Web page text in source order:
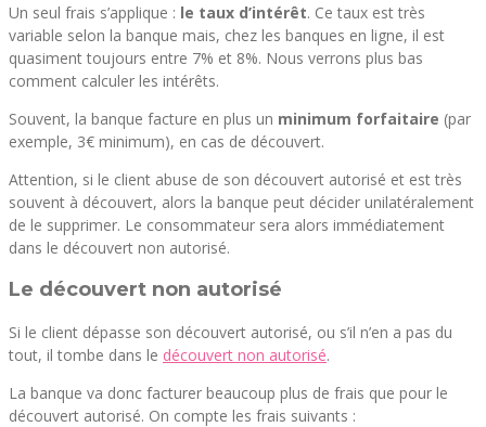
Un seul frais s’applique : le taux d’intérêt. Ce taux est très
variable selon la banque mais, chez les banques en ligne, il est
quasiment toujours entre 7% et 8%. Nous verrons plus bas
comment calculer les intérêts.
Souvent, la banque facture en plus un minimum forfaitaire (par
exemple, 3€ minimum), en cas de découvert.
Attention, si le client abuse de son découvert autorisé et est très
souvent à découvert, alors la banque peut décider unilatéralement
de le supprimer. Le consommateur sera alors immédiatement
dans le découvert non autorisé.
Le découvert non autorisé
Si le client dépasse son découvert autorisé, ou s’il n’en a pas du
tout, il tombe dans le découvert non autorisé.
La banque va donc facturer beaucoup plus de frais que pour le
découvert autorisé. On compte les frais suivants :